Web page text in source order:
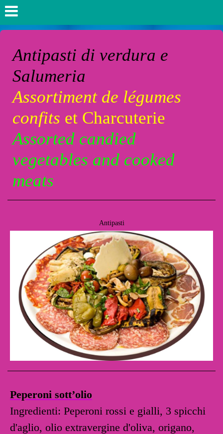
Antipasti di verdura e
Salumeria
Assortiment de légumes
confits et Charcuterie
Assorted candied
vegetables and cooked
meats
Antipasti
Peperoni sott’olio
Ingredienti: Peperoni rossi e gialli, 3 spicchi
d'aglio, olio extravergine d'oliva, origano,